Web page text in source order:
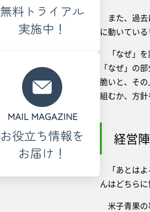
無料トライアル
実施中！
MAIL MAGAZINE
お役立ち情報を
お届け！
また、過去
に動いてい
「なぜ」を
「なぜ」の
脆いと、そ
組むか、方針
経営
「あとはよ
んはどちら
米子青果の